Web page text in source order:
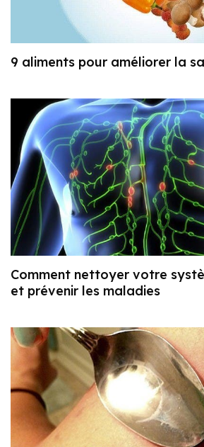
9 aliments pour améliorer la
Comment nettoyer votre
et prévenir les maladies